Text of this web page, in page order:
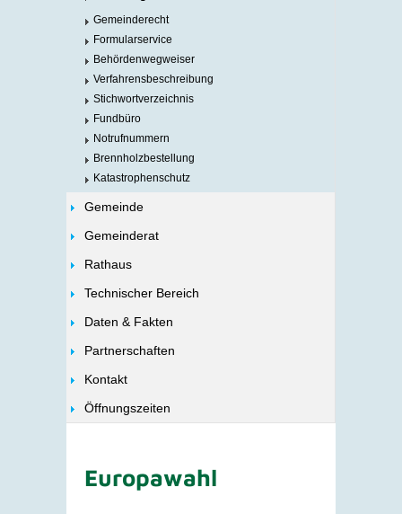
Gemeinderecht
Formularservice
Behördenwegweiser
Verfahrensbeschreibung
Stichwortverzeichnis
Fundbüro
Notrufnummern
Brennholzbestellung
Katastrophenschutz
Gemeinde
Gemeinderat
Rathaus
Technischer Bereich
Daten & Fakten
Partnerschaften
Kontakt
Öffnungszeiten
Europawahl